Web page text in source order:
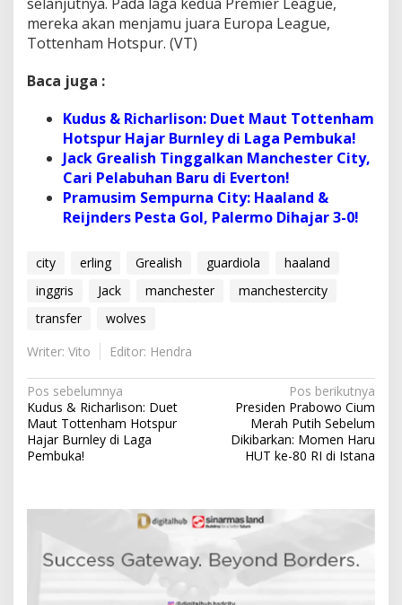
mereka akan menjamu juara Europa League,
Tottenham Hotspur. (VT)
Baca juga :
Kudus & Richarlison: Duet Maut Tottenham
Hotspur Hajar Burnley di Laga Pembuka!
Jack Grealish Tinggalkan Manchester City,
Cari Pelabuhan Baru di Everton!
Pramusim Sempurna City: Haaland &
Reijnders Pesta Gol, Palermo Dihajar 3-0!
city erling Grealish guardiola
haaland
inggris
Jack manchester
manchestercity
transfer
wolves
Writer: Vito
Editor: Hendra
N
a
v
i
Pos sebelumnya
Kudus & Richarlison: Duet
Maut Tottenham Hotspur
Hajar Burnley di Laga
Pembuka!
Pos berikutnya
Presiden Prabowo Cium
Merah Putih Sebelum
Dikibarkan: Momen Haru
HUT ke-80 RI di Istana